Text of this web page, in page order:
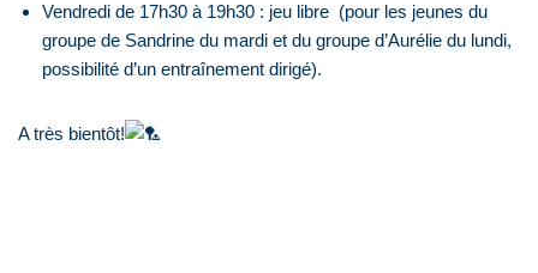
Vendredi de 17h30 à 19h30 : jeu libre (pour les jeunes du
groupe de Sandrine du mardi et du groupe d’Aurélie du lundi,
possibilité d’un entraînement dirigé).
A très bientôt!